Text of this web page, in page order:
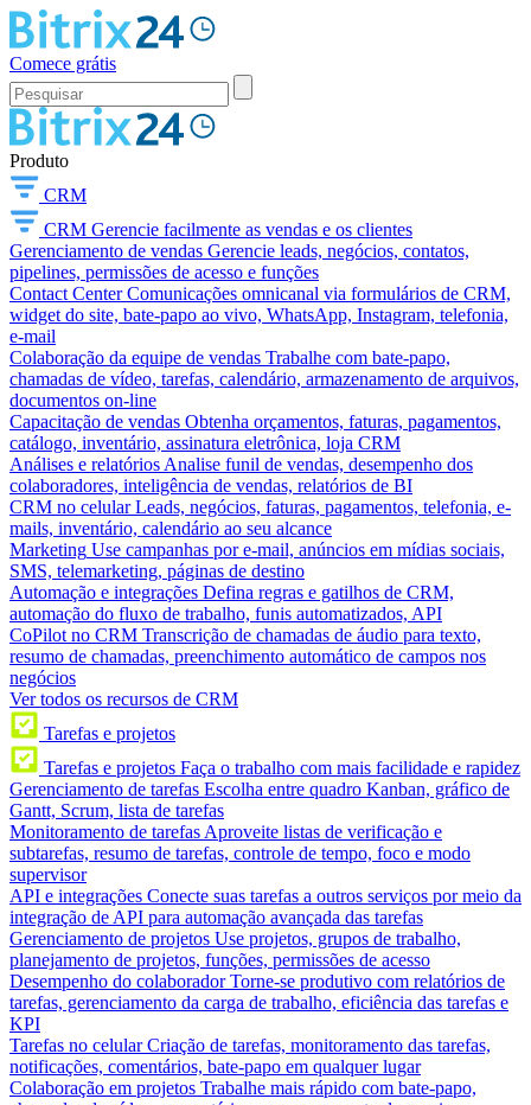
Comece grátis
Produto
CRM
CRM Gerencie facilmente as vendas e os clientes
Gerenciamento de vendas Gerencie leads, negócios, contatos,
pipelines, permissões de acesso e funções
Contact Center Comunicações omnicanal via formulários de CRM,
widget do site, bate-papo ao vivo, WhatsApp, Instagram, telefonia,
e-mail
Colaboração da equipe de vendas Trabalhe com bate-papo,
chamadas de vídeo, tarefas, calendário, armazenamento de arquivos,
documentos on-line
Capacitação de vendas Obtenha orçamentos, faturas, pagamentos,
catálogo, inventário, assinatura eletrônica, loja CRM
Análises e relatórios Analise funil de vendas, desempenho dos
colaboradores, inteligência de vendas, relatórios de BI
CRM no celular Leads, negócios, faturas, pagamentos, telefonia, e-
mails, inventário, calendário ao seu alcance
Marketing Use campanhas por e-mail, anúncios em mídias sociais,
SMS, telemarketing, páginas de destino
Automação e integrações Defina regras e gatilhos de CRM,
automação do fluxo de trabalho, funis automatizados, API
CoPilot no CRM Transcrição de chamadas de áudio para texto,
resumo de chamadas, preenchimento automático de campos nos
negócios
Ver todos os recursos de CRM
Tarefas e projetos
Tarefas e projetos Faça o trabalho com mais facilidade e rapidez
Gerenciamento de tarefas Escolha entre quadro Kanban, gráfico de
Gantt, Scrum, lista de tarefas
Monitoramento de tarefas Aproveite listas de verificação e
subtarefas, resumo de tarefas, controle de tempo, foco e modo
supervisor
API e integrações Conecte suas tarefas a outros serviços por meio da
integração de API para automação avançada das tarefas
Gerenciamento de projetos Use projetos, grupos de trabalho,
planejamento de projetos, funções, permissões de acesso
Desempenho do colaborador Torne-se produtivo com relatórios de
tarefas, gerenciamento da carga de trabalho, eficiência das tarefas e
KPI
Tarefas no celular Criação de tarefas, monitoramento das tarefas,
notificações, comentários, bate-papo em qualquer lugar
Colaboração em projetos Trabalhe mais rápido com bate-papo,